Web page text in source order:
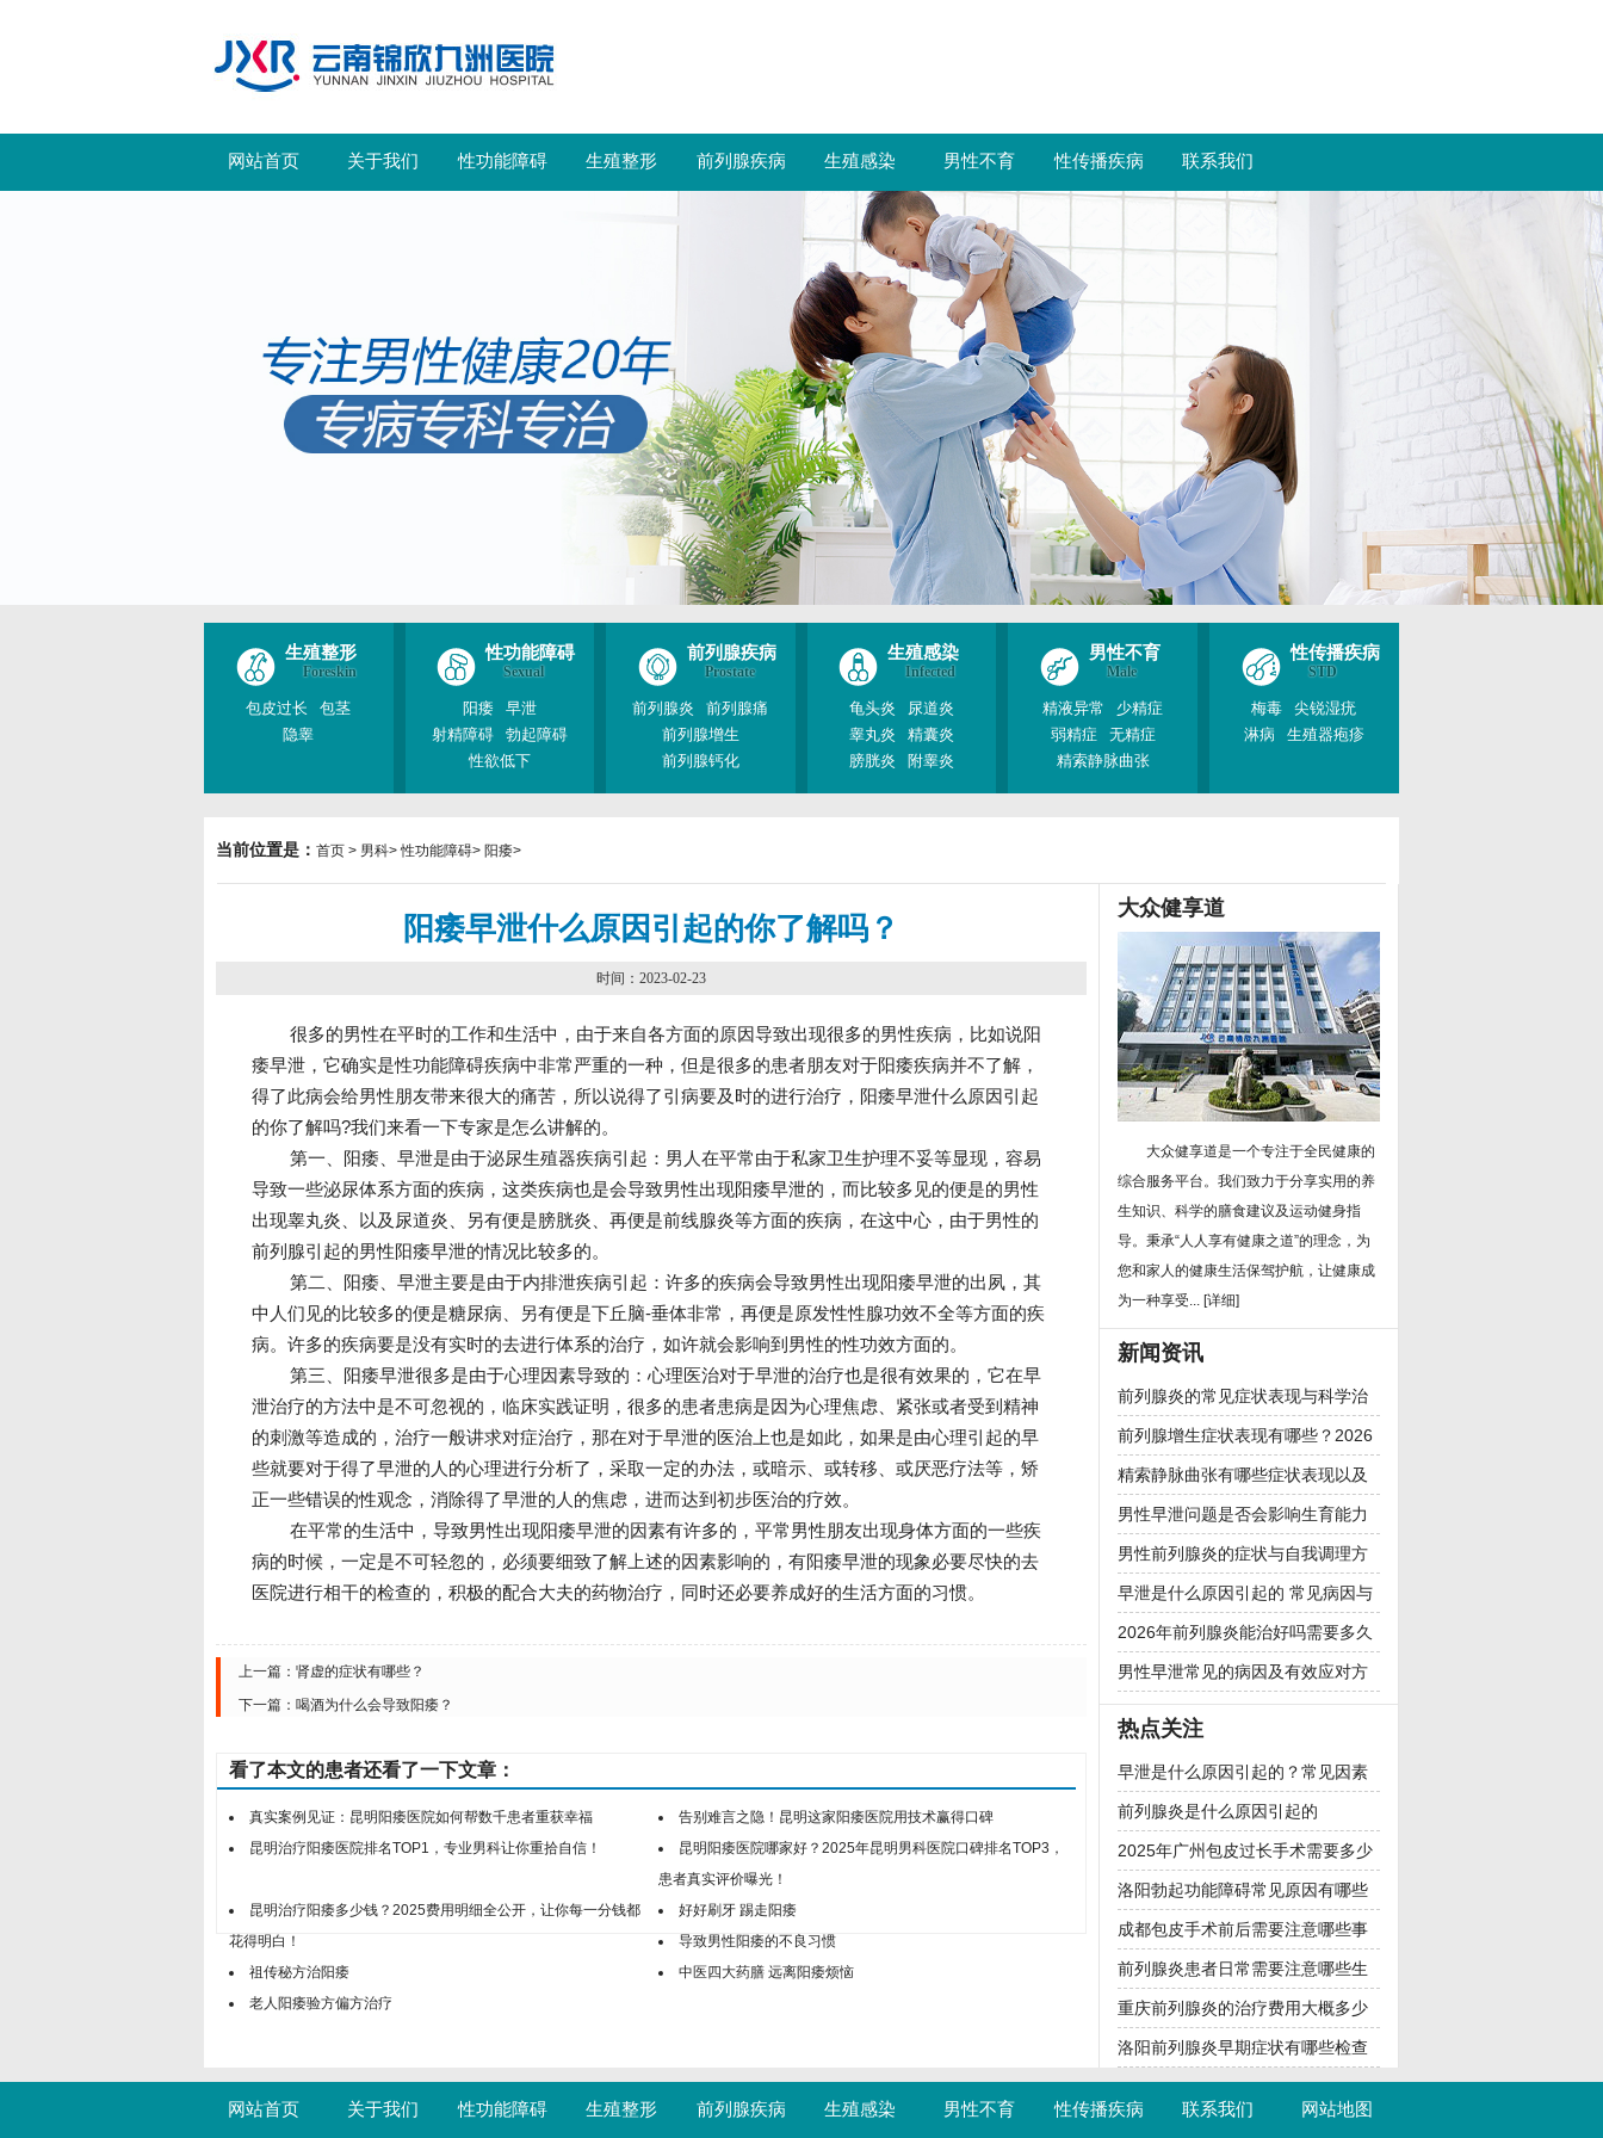
网站首页 关于我们 性功能障碍 生殖整形 前列腺疾病 生殖感染 男性不育 性传播疾病 联系我们
生殖整形
Foreskin
包皮过长
包茎
隐睾
性功能障碍
Sexual
阳痿
早泄
射精障碍
勃起障碍
性欲低下
前列腺疾病
Prostate
前列腺炎
前列腺痛
前列腺增生
前列腺钙化
生殖感染
Infected
龟头炎
尿道炎
睾丸炎
精囊炎
膀胱炎
附睾炎
男性不育
Male
精液异常
少精症
弱精症
无精症
精索静脉曲张
性传播疾病
STD
梅毒
尖锐湿疣
淋病
生殖器疱疹
当前位置是： 首页 > 男科>性功能障碍> 阳痿>
阳痿早泄什么原因引起的你了解吗？
时间：2023-02-23
很多的男性在平时的工作和生活中，由于来自各方面的原因导致出现很多的男性疾病，比如说阳
痿早泄，它确实是性功能障碍疾病中非常严重的一种，但是很多的患者朋友对于阳痿疾病并不了解，
得了此病会给男性朋友带来很大的痛苦，所以说得了引病要及时的进行治疗，阳痿早泄什么原因引起
的你了解吗?我们来看一下专家是怎么讲解的。
第一、阳痿、早泄是由于泌尿生殖器疾病引起：男人在平常由于私家卫生护理不妥等显现，容易
导致一些泌尿体系方面的疾病，这类疾病也是会导致男性出现阳痿早泄的，而比较多见的便是的男性
出现睾丸炎、以及尿道炎、另有便是膀胱炎、再便是前线腺炎等方面的疾病，在这中心，由于男性的
前列腺引起的男性阳痿早泄的情况比较多的。
第二、阳痿、早泄主要是由于内排泄疾病引起：许多的疾病会导致男性出现阳痿早泄的出夙，其
中人们见的比较多的便是糖尿病、另有便是下丘脑-垂体非常，再便是原发性性腺功效不全等方面的疾
病。许多的疾病要是没有实时的去进行体系的治疗，如许就会影响到男性的性功效方面的。
第三、阳痿早泄很多是由于心理因素导致的：心理医治对于早泄的治疗也是很有效果的，它在早
泄治疗的方法中是不可忽视的，临床实践证明，很多的患者患病是因为心理焦虑、紧张或者受到精神
的刺激等造成的，治疗一般讲求对症治疗，那在对于早泄的医治上也是如此，如果是由心理引起的早
些就要对于得了早泄的人的心理进行分析了，采取一定的办法，或暗示、或转移、或厌恶疗法等，矫
正一些错误的性观念，消除得了早泄的人的焦虑，进而达到初步医治的疗效。
在平常的生活中，导致男性出现阳痿早泄的因素有许多的，平常男性朋友出现身体方面的一些疾
病的时候，一定是不可轻忽的，必须要细致了解上述的因素影响的，有阳痿早泄的现象必要尽快的去
医院进行相干的检查的，积极的配合大夫的药物治疗，同时还必要养成好的生活方面的习惯。
上一篇： 肾虚的症状有哪些？
下一篇： 喝酒为什么会导致阳痿？
看了本文的患者还看了一下文章：
真实案例见证：昆明阳痿医院如何帮数千患者重获幸福
告别难言之隐！昆明这家阳痿医院用技术赢得口碑
昆明治疗阳痿医院排名TOP1，专业男科让你重拾自信！
昆明阳痿医院哪家好？2025年昆明男科医院口碑排名TOP3，
患者真实评价曝光！
昆明治疗阳痿多少钱？2025费用明细全公开，让你每一分钱都
花得明白！
好好刷牙 踢走阳痿
导致男性阳痿的不良习惯
祖传秘方治阳痿
中医四大药膳 远离阳痿烦恼
老人阳痿验方偏方治疗
大众健享道
大众健享道是一个专注于全民健康的
综合服务平台。我们致力于分享实用的养
生知识、科学的膳食建议及运动健身指
导。秉承“人人享有健康之道”的理念，为
您和家人的健康生活保驾护航，让健康成
为一种享受... [详细]
新闻资讯
前列腺炎的常见症状表现与科学治
疗方法全解析
前列腺增生症状表现有哪些？2026
年治疗方法与日常预防全解析
精索静脉曲张有哪些症状表现以及
是否会影响男性生育能力
男性早泄问题是否会影响生育能力
男性前列腺炎的症状与自我调理方
法
早泄是什么原因引起的 常见病因与
诱因分析
2026年前列腺炎能治好吗需要多久
恢复
男性早泄常见的病因及有效应对方
法
热点关注
早泄是什么原因引起的？常见因素
分析
前列腺炎是什么原因引起的
2025年广州包皮过长手术需要多少
钱
洛阳勃起功能障碍常见原因有哪些
成都包皮手术前后需要注意哪些事
项
前列腺炎患者日常需要注意哪些生
活习惯
重庆前列腺炎的治疗费用大概多少
钱
洛阳前列腺炎早期症状有哪些检查
项目
网站首页
关于我们 性功能障碍 生殖整形 前列腺疾病 生殖感染 男性不育 性传播疾病 联系我们 网站地图